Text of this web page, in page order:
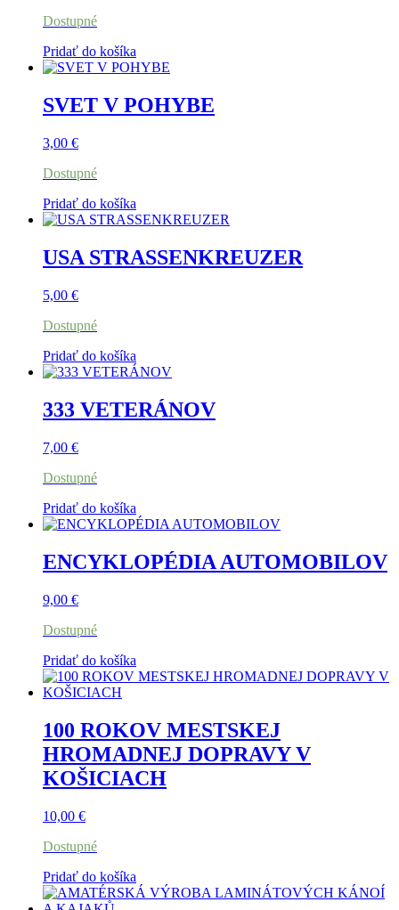
Dostupné
Pridať do košíka
SVET V POHYBE
3,00 €
Dostupné
Pridať do košíka
USA STRASSENKREUZER
5,00 €
Dostupné
Pridať do košíka
333 VETERÁNOV
7,00 €
Dostupné
Pridať do košíka
ENCYKLOPÉDIA AUTOMOBILOV
9,00 €
Dostupné
Pridať do košíka
100 ROKOV MESTSKEJ
HROMADNEJ DOPRAVY V
KOŠICIACH
10,00 €
Dostupné
Pridať do košíka